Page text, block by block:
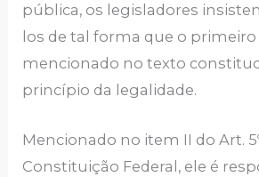
pública, os legisladores
los de tal forma que o
mencionado no texto
princípio da legalidade.
Mencionado no item II do Art.
Constituição Federal, ele é